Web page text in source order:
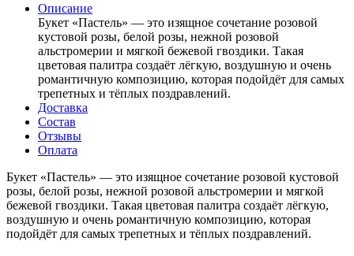
Описание
Букет «Пастель» — это изящное сочетание розовой
кустовой розы, белой розы, нежной розовой
альстромерии и мягкой бежевой гвоздики. Такая
цветовая палитра создаёт лёгкую, воздушную и очень
романтичную композицию, которая подойдёт для самых
трепетных и тёплых поздравлений.
Доставка
Состав
Отзывы
Оплата
Букет «Пастель» — это изящное сочетание розовой кустовой
розы, белой розы, нежной розовой альстромерии и мягкой
бежевой гвоздики. Такая цветовая палитра создаёт лёгкую,
воздушную и очень романтичную композицию, которая
подойдёт для самых трепетных и тёплых поздравлений.